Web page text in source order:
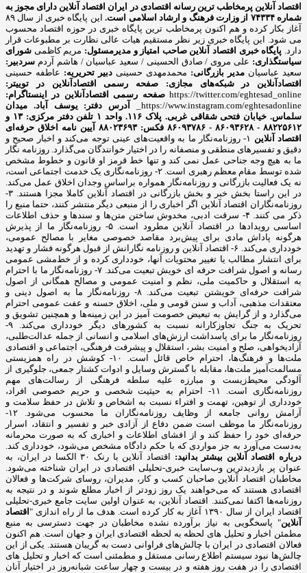
اقتصاد آنلاین پرمخاطب ترین رسانه اقتصادی در ایران اقتصاد آنلاین دارای مجوز به
شماره ۷۴۳۳۴ از وزارت فرهنگ و ارشاد اسلامی است.
این پایگاه خبری از سال ۸۹
آغاز بکار کرده و هم اکنون پرمخاطب ترین پایگاه خبری در حوزه اقتصاد محسوب
می شود. این پایگاه خبری زیر نظر مستقیم هیات عالی نظارت بر مطبوعات قرار
دارد. پایگاه خبری اقتصاد آنلاین صاحب امتیاز و مدیرمسئول: مریم کاظمی شورای
سیاستگذاری: علی مروی / صادق الحسینی / سعید عباسیان / هاشم آردم سردبیر:
سعید عباسیان مدیر بازرگانی: محمدمهدی حسینی دبیر تحریریه: عاطفه حسینی
اقتصادآنلاین در شبکه‌های مجازی:
صفحه رسمی اقتصادآنلاین در توییتر:
https://twitter.com/eghtesad_online صفحه رسمی اقتصادآنلاین در اینستاگرام:
https://www.instagram.com/eghtesadonline_
آدرس دفتر: یوسف آباد. میدان
سلماس. خیابان فتحی شقاقی غربی. پلاک ۱۱۶. واحد ۱
تلفن دفتر مرکزی: ۱۳ و
۸۸۲۲۵۶۱۲ - ۸۶۰۹۳۶۲۸ - ۸۶۰۹۳۷۸۶ فکس: ۸۸۰۲۳۶۹۳
آیین نامه اخلاق حرفه‌ای
اقتصاد آنلاین
۱- روزنامه‌نگار ما به واقعیت‌های عینی توجه می‌کند و اخبار صحیح و
دقیق و تفسیرهای منطقی و منصفانه را در اختیار خوانندگان می‌گذارد. روزنامه نگار
ما به هیچ وجه جناحی عمل نمی کند و تنها خط قرمز او قانون و خطوط مشخص
شده توسط مقام معظم رهبری است. ۲- روزنامه‌نگاری یک خدمت اجتماعی است،
نه یک فعالیت بازرگانی و روزنامه‌نگار همواره براساس وجدان اخلاق عمل می‌کند.
در این راستا بخش خبر و بخش بازرگانی در اقتصاد آنلاین کاملا مجزا هستند. ۳-
روزنامه‌نگاران اقتصاد آنلاین اگر اخباری را از منبعی دیگر منتشر کنند، حتما منبع را
ذکر می کنند. ۴- سرقت ادبی، مخدوش ساختن متن‌ها و سندها و حذف اطلاعات
اساسی رویدادها در اقتصاد آنلاین مطرود است. ۵- روزنامه‌نگار ما از پذیرش
هرگونه پاداش مادی برای پیش‌برد مقاصد خصوصی مغایر با مصالح عمومی،
خودداری می‌کند. ۶- اقتصاد آنلاین و روزنامه نگارانش از قبول هرگونه فشار و تهدید
برای انتشار مطالب یا تغییر محتویات آنها، خودداری کرده و از خط‌مشی عمومی
رسانه و اصول شرافت حرفه ای خویش تبعیت می‌کند. ۷- روزنامه‌نگار ما با احترام
به استقلال و حاکمیت ملی، نظم و امنیت عمومی و مصالح همگانی از اصول
شرافت حرفه‌ای خویشتن تبعیت می‌کند. ۸- روزنامه‌نگار ما به اصول دینی و
معتقدات مذهبی، آداب و سنن قومی و ملی، اخلاق حسنه و عفت عمومی احترام
می‌گذارد و از گرایش به تبعیض خصومت آمیز در این زمینه‌ها و همچنین تشویق و
تحریک به جنگ تجاوزکارانه نسبت به کشورهای دیگر خودداری می‌کند. ۹-
روزنامه‌نگار ما برای پاسداشت ارزش‌های اسلامی و انسانی از جمله عدالت‌طلبی،
آزادیخواهی، صلح و امنیت بشر، استقلال و پیشرفت فرهنگی، اجتماعی و اقتصادی
ملت‌ها و فرهنگ‌ها، احترام خاص قائل است. ۱۰- کوشش در راه همزیستی
مسالمت‌آمیز ملت‌ها، مقابله با گسترش وسایل و ادوات کشتار جمعی، جلوگیری از
آلودگی محیط‌زیست و مبارزه علیه سلطه فرهنگی از رسالت‌های مهم
روزنامه‌نگاری است. ۱۱- احترام به حیثیت شخصی و حریم خصوصی افراد،
خودداری از توهین، تهمت و افتراء نسبت به اشخاص و تلاش در حفظ سلامت و
آرامش روانی جامعه از وظایف روزنامه‌نگاران ما محسوب می‌شود. ۱۲-
روزنامه‌نگار ما موظف است ضمن دفاع از آزادی خبر و تفسیر و انتقاد، اسرار
حرفه‌ای خود را حفظ کند و از افشای اطلاعات و اخباری که به صورت محرمانه
به‌دست می‌آورد به جز مواردی که با حکم دادگاه مشخص می‌شود، خودداری کند.
درباره اقتصاد آنلاین بیشتر بدانید:
اقتصاد آنلاین با رنک ۳۰ الکسا در ایران، به
عنوان پر بازدیدترین وب‌سایت خبری-تحلیلی اقتصادی در ایران شناخته می‌شود.
مخاطبان اقتصاد آنلاین صاحبان کسب و کار، مدیران، روسای شرکت‌ها و فعالان
اقتصادی هستند که می‌خواهند یک روز زودتر از اخبار مطلع شوند و در نتیجه به
روزنامه‌ها اکتفا نمی‌کنند. اقتصاد آنلاین، به عنوان اولین سایت جامع خبری-تحلیلی
اقتصاد ایران از سال ۱۳۹۰ آغاز به کار کرده است. هدف ما از راه اندازی "
اقتصاد
آنلاین" پاسخگویی به نیاز برآورده نشده مخاطبان در جهت دسترسی به منبع
مطمئن اخبار و تحلیل های لحظه به لحظه اقتصادی ایران و جهان است. هم اکنون
فعالان اقتصادی در ایران با چالش‌های فراوانی دست به گریبان هستند. یکی از این
چالش‌ها نبود سیستم اطلاع رسانی مستقل و مطمئنی است که اخبار و تحلیل های
اقتصادی را در هفت روز هفته و در بیست و چهار ساعت شبانه‌روز در اختیار آنان